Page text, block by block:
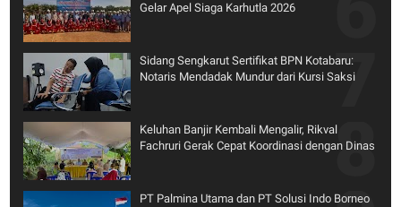
Gelar Apel Siaga Karhutla 2026
Sidang Sengkarut Sertifikat BPN Kotabaru:
Notaris Mendadak Mundur dari Kursi Saksi
Keluhan Banjir Kembali Mengalir, Rikval
Fachruri Gerak Cepat Koordinasi dengan Dinas
PT Palmina Utama dan PT Solusi Indo Borneo